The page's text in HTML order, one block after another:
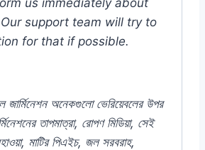
support team will try to
for that if possible.
জার্মিনেশন অনেকগুলো ভেরিয়েবলের উপর
তাপমাত্রা, রোপণ মিডিয়া, সেই
, মাটির পিএইচ, জল সরবরাহ,